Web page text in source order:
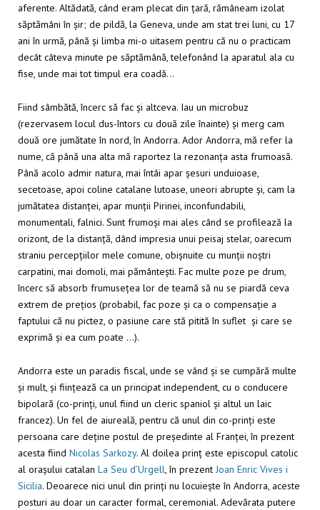
aferente. Altădată, când eram plecat din țară, rămâneam izolat
săptămâni în șir; de pildă, la Geneva, unde am stat trei luni, cu 17
ani în urmă, până și limba mi-o uitasem pentru că nu o practicam
decât câteva minute pe săptămână, telefonând la aparatul ala cu
fise, unde mai tot timpul era coadă…
Fiind sâmbătă, încerc să fac și altceva. Iau un microbuz
(rezervasem locul dus-întors cu două zile înainte) și merg cam
două ore jumătate în nord, în Andorra. Ador Andorra, mă refer la
nume, că până una alta mă raportez la rezonanța asta frumoasă.
Până acolo admir natura, mai întâi apar șesuri unduioase,
secetoase, apoi coline catalane lutoase, uneori abrupte și, cam la
jumătatea distanței, apar munții Pirinei, inconfundabili,
monumentali, falnici. Sunt frumoși mai ales când se profilează la
orizont, de la distanță, dând impresia unui peisaj stelar, oarecum
straniu percepțiilor mele comune, obișnuite cu munții noștri
carpatini, mai domoli, mai pământești. Fac multe poze pe drum,
încerc să absorb frumusețea lor de teamă să nu se piardă ceva
extrem de prețios (probabil, fac poze și ca o compensație a
faptului că nu pictez, o pasiune care stă pitită în suflet și care se
exprimă și ea cum poate …).
Andorra este un paradis fiscal, unde se vând și se cumpără multe
și mult, și ființează ca un principat independent, cu o conducere
bipolară (co-prinți, unul fiind un cleric spaniol și altul un laic
francez). Un fel de aiureală, pentru că unul din co-prinți este
persoana care deține postul de președinte al Franței, în prezent
acesta fiind Nicolas Sarkozy. Al doilea prinț este episcopul catolic
al orașului catalan La Seu d’Urgell , în prezent Joan Enric Vives i
Sicilia. Deoarece nici unul din prinți nu locuiește în Andorra, aceste
posturi au doar un caracter formal, ceremonial. Adevărata putere